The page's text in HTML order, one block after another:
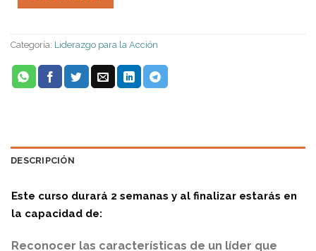
Categoría: Liderazgo para la Acción
DESCRIPCIÓN
Este curso durará 2 semanas y al finalizar estarás en
la capacidad de:
Reconocer las características de un líder que